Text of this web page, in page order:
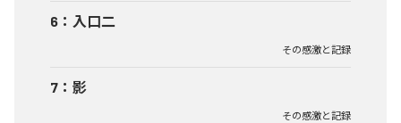
6 ： 入口二
その感激と記録
7 ： 影
その感激と記録